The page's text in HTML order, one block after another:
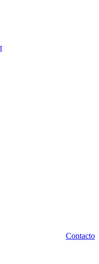
Contacto